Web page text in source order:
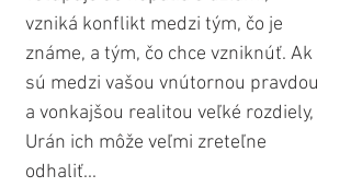
vzniká konflikt medzi tým, čo je
známe, a tým, čo chce vzniknúť. Ak
sú medzi vašou vnútornou pravdou
a vonkajšou realitou veľké rozdiely,
Urán ich môže veľmi zreteľne
odhaliť...